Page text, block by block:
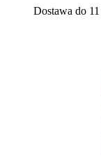
Dostawa do